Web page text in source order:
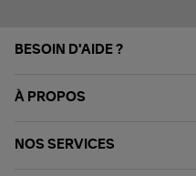
BESOIN D'AIDE ?
À PROPOS
NOS SERVICES